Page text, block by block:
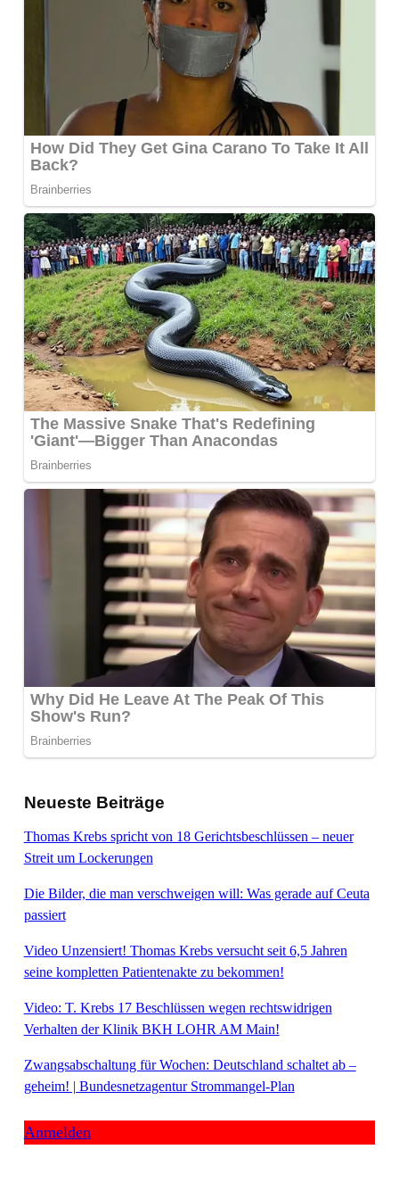
Neueste Beiträge
Thomas Krebs spricht von 18 Gerichtsbeschlüssen – neuer
Streit um Lockerungen
Die Bilder, die man verschweigen will: Was gerade auf Ceuta
passiert
Video Unzensiert! Thomas Krebs versucht seit 6,5 Jahren
seine kompletten Patientenakte zu bekommen!
Video: T. Krebs 17 Beschlüssen wegen rechtswidrigen
Verhalten der Klinik BKH LOHR AM Main!
Zwangsabschaltung für Wochen: Deutschland schaltet ab –
geheim! | Bundesnetzagentur Strommangel-Plan
Anmelden